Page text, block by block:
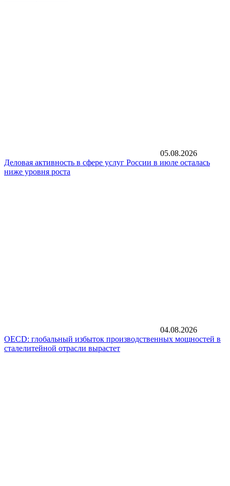
05.08.2026
Деловая активность в сфере услуг России в июле осталась
ниже уровня роста
04.08.2026
OECD: глобальный избыток производственных мощностей в
сталелитейной отрасли вырастет